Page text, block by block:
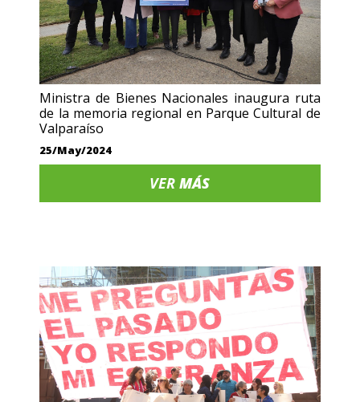
Ministra de Bienes Nacionales inaugura ruta
de la memoria regional en Parque Cultural de
Valparaíso
25/May/2024
VERMÁS